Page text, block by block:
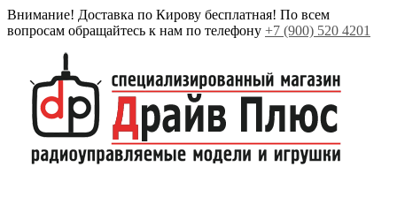
Внимание! Доставка по Кирову бесплатная! По всем
вопросам обращайтесь к нам по телефону +7 (900) 520 4201